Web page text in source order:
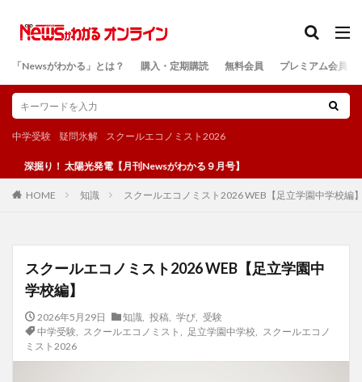
「Newsがわかる」とは？ 購入・定期購読 無料会員 プレミアム会員
中学受験 疑問氷解 スクールエコノミスト2026
！ 太陽光発電【月刊Newsがわかる９月号】
HOME 知識 スクールエコノミスト2026 WEB【足立学園中学校編
スクールエコノミスト2026 WEB【足立学園中
学校編】
2026年5月29日 知識 投稿 学び
受験
中学受験, スクールエコノミスト 足立学園中学校
スクールエコノ
ミスト2026
検索